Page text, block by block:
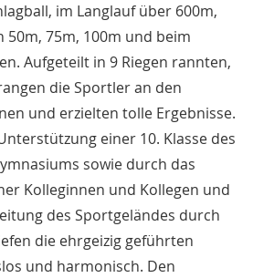
im Langlauf über 600m,
50m, 75m, 100m und beim
Aufgeteilt in 9 Riegen rannten,
die Sportler an den
und erzielten tolle Ergebnisse.
einer 10. Klasse des
sowie durch das
Kolleginnen und Kollegen und
des Sportgeländes durch
die ehrgeizig geführten
und harmonisch. Den